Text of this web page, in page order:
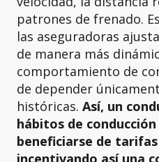
patrones de frenado.
las aseguradoras
de manera más
comportamiento de
de depender
históricas. Así, un
hábitos de
beneficiarse de tarifas
incentivando así una